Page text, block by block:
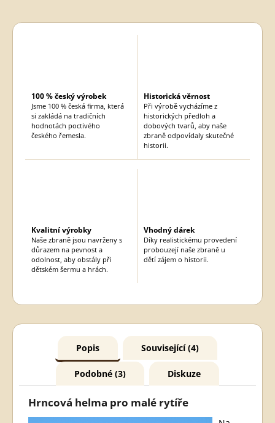
100 % český výrobek
Jsme 100 % česká firma, která
si zakládá na tradičních
hodnotách poctivého
českého řemesla.
Historická věrnost
Při výrobě vycházíme z
historických předloh a
dobových tvarů, aby naše
zbraně odpovídaly skutečné
historii.
Kvalitní výrobky
Naše zbraně jsou navrženy s
důrazem na pevnost a
odolnost, aby obstály při
dětském šermu a hrách.
Vhodný dárek
Díky realistickému provedení
probouzejí naše zbraně u
dětí zájem o historii.
Popis Související (4)
Podobné (3) Diskuze
Hrncová helma pro malé rytíře